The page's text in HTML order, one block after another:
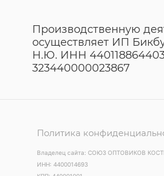
Производственную
осуществляет ИП
Н.Ю. ИНН
323440000023867
Политика
Владелец сайта: СОЮЗ ОПТОВИКОВ
ИНН: 4400014693